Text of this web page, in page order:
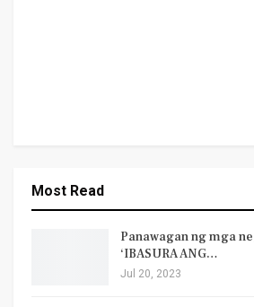
Most Read
Panawagan ng mga
‘IBASURA ANG…
Jul 20, 2023